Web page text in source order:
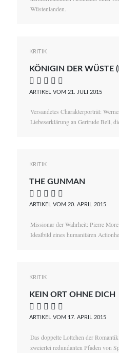
Wüstenlanden.
KRITIK
KÖNIGIN DER WÜSTE
    
ARTIKEL VOM 21. JULI 2015
Versandetes Charakterporträt:
Liebeserklärung an Gertrude Bell,
KRITIK
THE GUNMAN
    
ARTIKEL VOM 20. APRIL 2015
Missionar der Wahrheit: Pierre
Idealbild eines humanitären
KRITIK
KEIN ORT OHNE DICH
    
ARTIKEL VOM 17. APRIL 2015
Das doppelte Lottchen der
zweierlei redundanten Pfaden von